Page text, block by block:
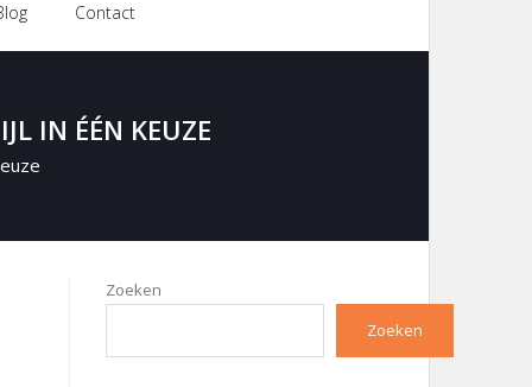
Contact
IN ÉÉN KEUZE
Zoeken
Zoeken